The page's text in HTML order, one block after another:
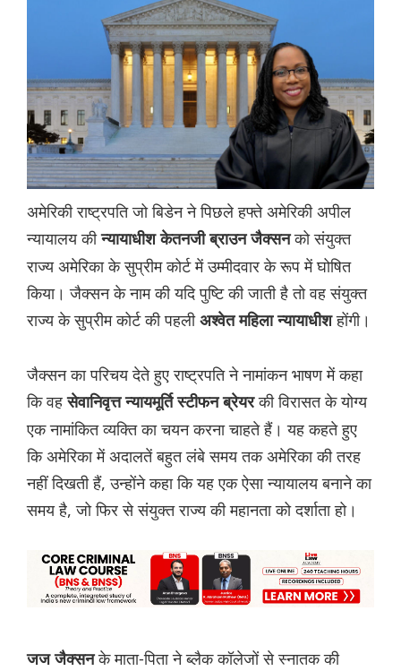
अमेरिकी राष्ट्रपति जो बिडेन ने पिछले हफ्ते अमेरिकी अपील
न्यायालय कीन्यायाधीश केतनजी ब्राउन जैक्सनको संयुक्त
राज्य अमेरिका के सुप्रीम कोर्ट में उम्मीदवार के रूप में घोषित
किया। जैक्सन के नाम की यदि पुष्टि की जाती है तो वह संयुक्त
राज्य के सुप्रीम कोर्ट की पहली अश्वेत महिला न्यायाधीशहोंगी।
जैक्सन का परिचय देते हुए राष्ट्रपति ने नामांकन भाषण में कहा
कि वहसेवानिवृत्त न्यायमूर्ति स्टीफन ब्रेयरकी विरासत के योग्य
एक नामांकित व्यक्ति का चयन करना चाहते हैं। यह कहते हुए
कि अमेरिका में अदालतें बहुत लंबे समय तक अमेरिका की तरह
नहीं दिखती हैं, उन्होंने कहा कि यह एक ऐसा न्यायालय बनाने का
समय है, जो फिर से संयुक्त राज्य की महानता को दर्शाता हो।
जज जैक्सनके माता-पिता ने ब्लैक कॉलेजों से स्नातक की